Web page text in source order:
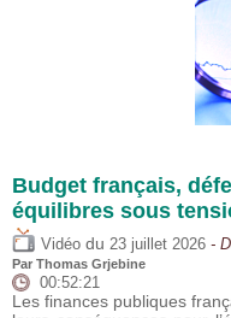
Budget français,
équilibres sous
Vidéo du 23 juillet 2026 -
Par Thomas Grjebine
00:52:21
Les finances publiques